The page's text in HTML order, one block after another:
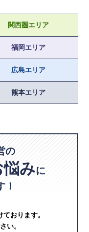
関西圏エリア
福岡エリア
広島エリア
熊本エリア
の
悩みに
！
おります。
い。